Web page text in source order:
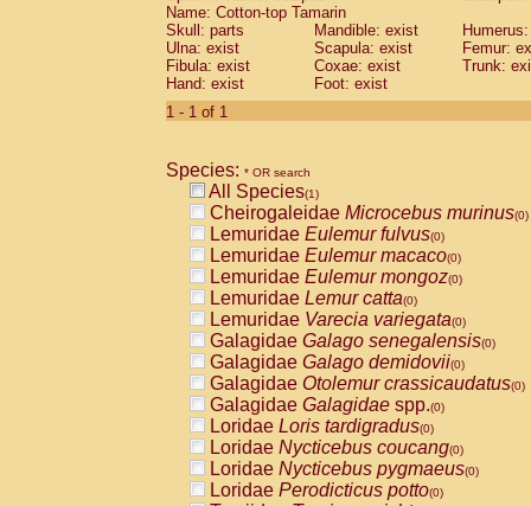
CebidaeSaguinus mystax
Cebidae Saguinus nigricollis (0)
Cebidae Saguinus oedipus
Cebidae Saguinus weddelli
Cebidae Saguinusspp.
Cebidae
CebidaeCebus capucinus
CebidaeCebus nigrivittatus
CebidaeCebus spp.(0)
CebidaeSaimiri boliviensis(0)
CebidaeSaimiri sciureus(0)
AtelidaeAlouatta caraya(0)
AtelidaeAlouatta fusca(0)
AtelidaeAlouatta seniculus(0)
AtelidaeAlouattaspp.(0)
AtelidaeAteles belzebuth(0)
AtelidaeAteles geoffroyi(0)
AtelidaeAteles paniscus(0)
AtelidaeAtelesspp.(0)
AtelidaeLagothrix lagothricha(0)
AtelidaeLagothrix lagothricha cana
PitheciidaeCacajao calvus
Name: Cotton-top Tamarin
Skull: parts
Mandible: exist
Ulna: exist
Scapula: exist
Femur:
Fibula: exist
Coxae: exist
Trunk:
Hand: exist
Foot: exist
1 - 1 of 1
Species: * OR search
All Species(1)
Cheirogaleidae Microcebus murinus(0)
Lemuridae Eulemur fulvus(0)
Lemuridae Eulemur macaco(0)
Lemuridae Eulemur mongoz(0)
Lemuridae Lemur catta(0)
Lemuridae Varecia variegata(0)
Galagidae Galago senegalensis(0)
Galagidae Galago demidovii(0)
Galagidae Otolemur crassicaudatus(0)
Galagidae Galagidae spp.(0)
Loridae Loris tardigradus(0)
Loridae Nycticebus coucang(0)
Loridae Nycticebus pygmaeus(0)
Loridae Perodicticus potto(0)